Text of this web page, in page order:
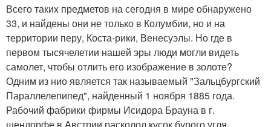
Всего таких предметов на сегодня в мире обнаружено
33, и найдены они не только в Колумбии, но и на
территории перу, Коста-рики, Венесуэлы. Но где в
первом тысячелетии нашей эры люди могли видеть
самолет, чтобы отлить его изображение в золоте?
Одним из нио является так называемый "Зальцбургский
Параллелепипед", найденный 1 ноября 1885 года.
Рабочий фабрики фирмы Исидора Брауна в г.
шендорфе в Австрии расколол кусок бурого угля,